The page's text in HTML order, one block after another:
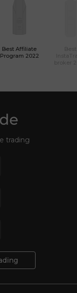
Best Affiliate
Program 2022
trading